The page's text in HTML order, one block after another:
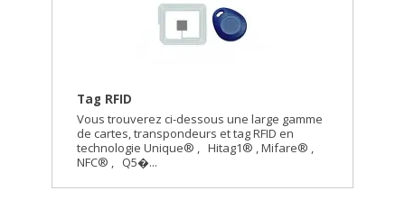
Tag RFID
Vous trouverez ci-dessous une large gamme
de cartes, transpondeurs et tag RFID en
technologie Unique® , Hitag1® , Mifare® ,
NFC® , Q5�...